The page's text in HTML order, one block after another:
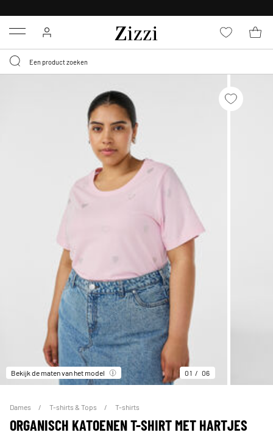
Menu
Bekijk de maten van het model 01 06
Dames T-shirts & Tops T-shirts
ORGANISCH KATOENEN T-SHIRT MET HARTJES